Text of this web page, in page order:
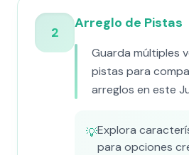
2
Arreglo de Pistas
Guarda múltiples
pistas para
arreglos en este
💡Explora
para opciones